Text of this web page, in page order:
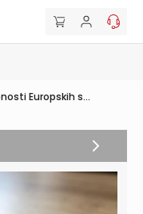
Europskih s...